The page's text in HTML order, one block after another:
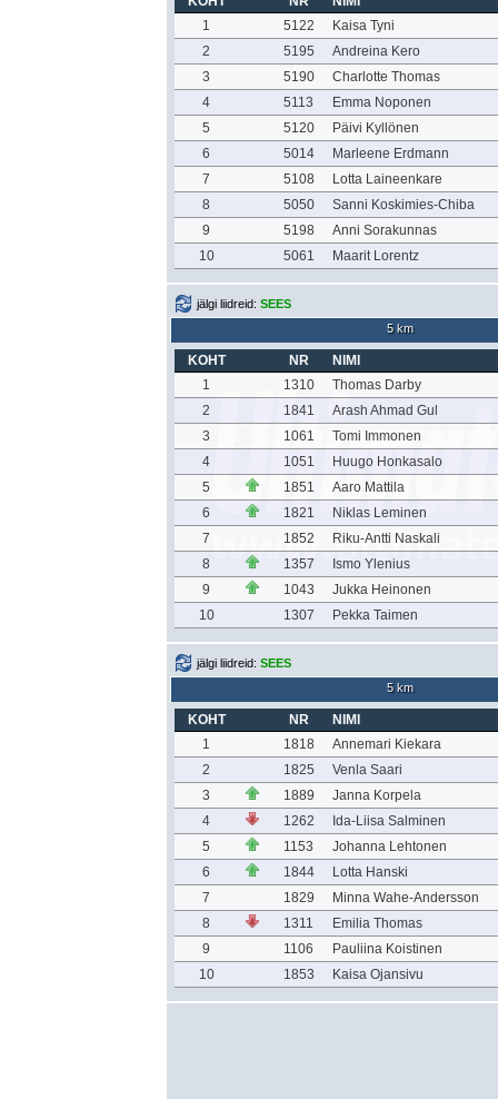
1
5122
Kaisa Tyni
2
5195
Andreina Kero
3
5190
Charlotte Thomas
4
5113
Emma Noponen
5
5120
Päivi Kyllönen
6
5014
Marleene Erdmann
7
5108
Lotta Laineenkare
8
5050
Sanni Koskimies-Chiba
9
5198
Anni Sorakunnas
10
5061 Maarit Lorentz
jälgi liidreid: SEES
5 km
KOHT NR
NIMI
1
1310
Thomas Darby
2
1841
Arash Ahmad Gul
3
1061
Tomi Immonen
4
1051
Huugo Honkasalo
5
1851
Aaro Mattila
6
1821
Niklas Leminen
7
1852
Riku-Antti Naskali
8
1357
Ismo Ylenius
9
1043
Jukka Heinonen
10
1307 Pekka Taimen
jälgi liidreid: SEES
5 km
KOHT NR
NIMI
1
1818
Annemari Kiekara
2
1825
Venla Saari
3
1889
Janna Korpela
4
1262
Ida-Liisa Salminen
5
1153
Johanna Lehtonen
6
1844
Lotta Hanski
7
1829
Minna Wahe-Andersson
8
1311
Emilia Thomas
9
1106
Pauliina Koistinen
10
1853 Kaisa Ojansivu